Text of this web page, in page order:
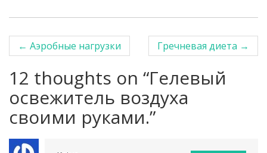
Post navigation
← Аэробные нагрузки Гречневая диета →
12 thoughts on “Гелевый
освежитель воздуха
своими руками.”